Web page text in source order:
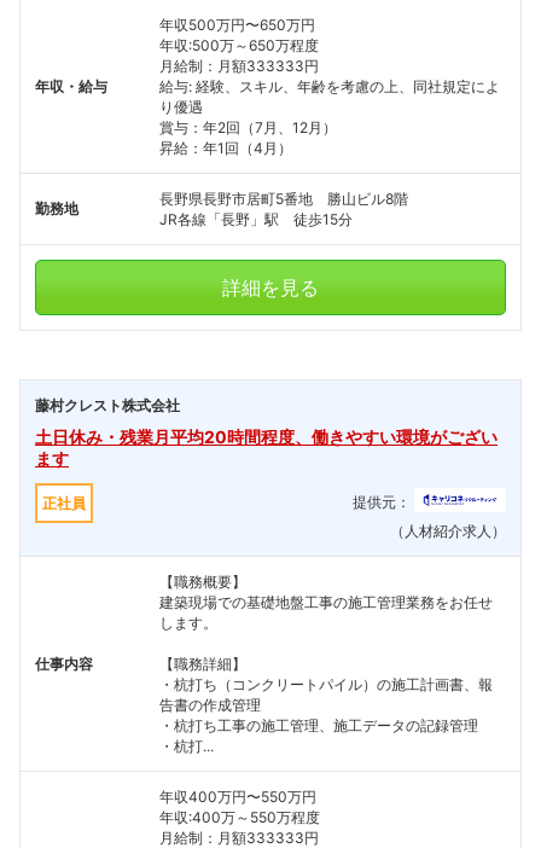
年収・給与
年収500万円〜650万円
年収:500万～650万程度
月給制：月額333333円
給与: 経験、スキル、年齢を考慮の上、同社規定によ
り優遇
賞与：年2回（7月、12月）
昇給：年1回（4月）
勤務地
長野県長野市居町5番地 勝山ビル8階
JR各線「長野」駅 徒歩15分
詳細を見る
藤村クレスト株式会社
土日休み・残業月平均20時間程度、働きやすい環境がござい
ます
正社員
提供元：
（人材紹介求人）
仕事内容
【職務概要】
建築現場での基礎地盤工事の施工管理業務をお任せ
します。
【職務詳細】
・杭打ち（コンクリートパイル）の施工計画書、報
告書の作成管理
・杭打ち工事の施工管理、施工データの記録管理
・杭打...
年収400万円〜550万円
年収:400万～550万程度
月給制：月額333333円